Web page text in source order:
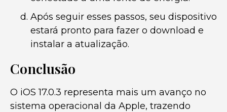
Após seguir esses passos, seu dispositivo
estará pronto para fazer o download e
instalar a atualização.
Conclusão
O iOS 17.0.3 representa mais um avanço no
sistema operacional da Apple, trazendo